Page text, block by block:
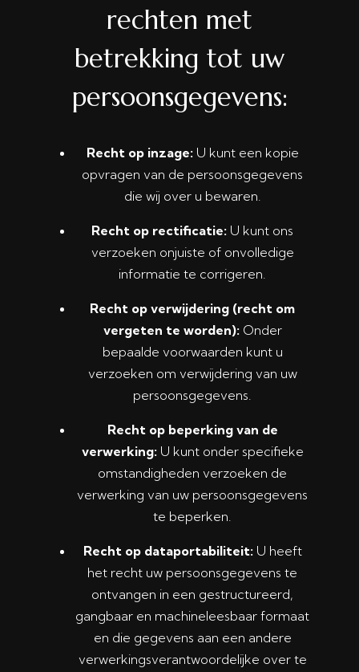
rechten met
betrekking tot uw
persoonsgegevens:
Recht op inzage:U kunt een kopie
opvragen van de persoonsgegevens
die wij over u bewaren.
Recht op rectificatie: U kunt ons
verzoeken onjuiste of onvolledige
informatie te corrigeren.
Recht op verwijdering (recht om
vergeten te worden):Onder
bepaalde voorwaarden kunt u
verzoeken om verwijdering van uw
persoonsgegevens.
Recht op beperking van de
verwerking:U kunt onder specifieke
omstandigheden verzoeken de
verwerking van uw persoonsgegevens
te beperken.
Recht op dataportabiliteit:U heeft
het recht uw persoonsgegevens te
ontvangen in een gestructureerd,
gangbaar en machineleesbaar formaat
en die gegevens aan een andere
verwerkingsverantwoordelijke over te